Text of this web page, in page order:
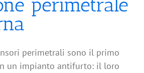
perimetrale
perimetrali sono il primo
un impianto antifurto: il loro